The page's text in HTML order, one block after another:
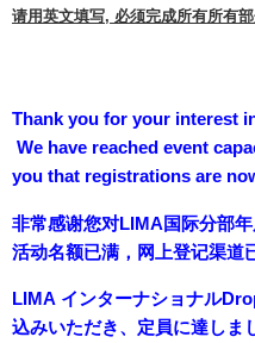
请用英文填写, 必须完成所有所有部
Thank you for your interest
We have reached event
you that registrations are
非常感谢您对LIMA国际分部
活动名额已满，网上登记渠道
LIMA インターナショナル
込みいただき、定員に達しま